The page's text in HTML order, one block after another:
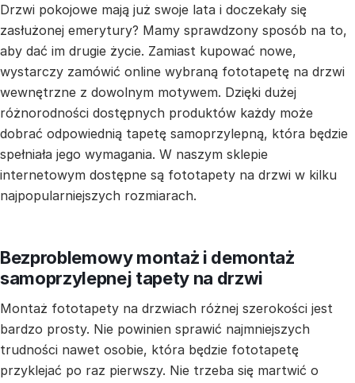
Drzwi pokojowe mają już swoje lata i doczekały się
zasłużonej emerytury? Mamy sprawdzony sposób na to,
aby dać im drugie życie. Zamiast kupować nowe,
wystarczy zamówić online wybraną fototapetę na drzwi
wewnętrzne z dowolnym motywem. Dzięki dużej
różnorodności dostępnych produktów każdy może
dobrać odpowiednią tapetę samoprzylepną, która będzie
spełniała jego wymagania. W naszym sklepie
internetowym dostępne są fototapety na drzwi w kilku
najpopularniejszych rozmiarach.
Bezproblemowy montaż i demontaż
samoprzylepnej tapety na drzwi
Montaż fototapety na drzwiach różnej szerokości jest
bardzo prosty. Nie powinien sprawić najmniejszych
trudności nawet osobie, która będzie fototapetę
przyklejać po raz pierwszy. Nie trzeba się martwić o